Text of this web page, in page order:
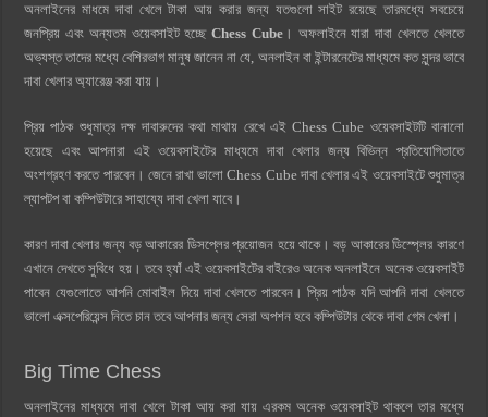
অনলাইনের মাধমে দাবা খেলে টাকা আয় করার জন্য যতগুলো সাইট রয়েছে তারমধ্যে সবচেয়ে
জনপ্রিয় এবং অন্যতম ওয়েবসাইট হচ্ছেChess Cube। অফলাইনে যারা দাবা খেলতে খেলতে
অভ্যস্ত তাদের মধ্যে বেশিরভাগ মানুষ জানেন না যে, অনলাইন বা ইন্টারনেটের মাধ্যমে কত সুন্দর ভাবে
দাবা খেলার অ্যারেঞ্জ করা যায়।
প্রিয় পাঠক শুধুমাত্র দক্ষ দাবারুদের কথা মাথায় রেখে এই Chess Cube ওয়েবসাইটটি বানানো
হয়েছে এবং আপনারা এই ওয়েবসাইটের মাধ্যমে দাবা খেলার জন্য বিভিন্ন প্রতিযোগিতাতে
অংশগ্রহণ করতে পারবেন। জেনে রাখা ভালো Chess Cube দাবা খেলার এই ওয়েবসাইটে শুধুমাত্র
ল্যাপটপ বা কম্পিউটারে সাহায্যে দাবা খেলা যাবে।
কারণ দাবা খেলার জন্য বড় আকারের ডিসপ্লের প্রয়োজন হয়ে থাকে। বড় আকারের ডিস্প্লের কারণে
এখানে দেখতে সুবিধে হয়। তবে হ্যাঁ এই ওয়েবসাইটের বাইরেও অনেক অনলাইনে অনেক ওয়েবসাইট
পাবেন যেগুলোতে আপনি মোবাইল দিয়ে দাবা খেলতে পারবেন। প্রিয় পাঠক যদি আপনি দাবা খেলতে
ভালো এক্সপেরিয়েন্স নিতে চান তবে আপনার জন্য সেরা অপশন হবে কম্পিউটার থেকে দাবা গেম খেলা।
Big Time Chess
অনলাইনের মাধ্যমে দাবা খেলে টাকা আয় করা যায় এরকম অনেক ওয়েবসাইট থাকলে তার মধ্যে